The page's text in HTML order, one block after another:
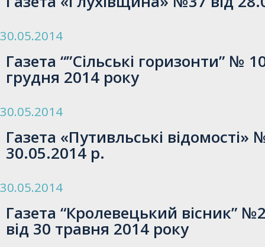
30.05.2014
Газета “”Сільські горизонти” №
грудня 2014 року
30.05.2014
Газета «Путивльські відомості»
30.05.2014 р.
30.05.2014
Газета “Кролевецький вісник”
від 30 травня 2014 року